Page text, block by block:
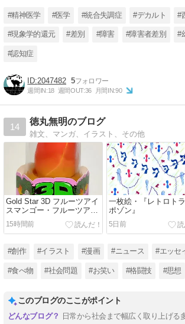
#精神医学 #医学 #統合失調症 #デカルト #
#現象学的還元 #差別 #障害 #障害者差別 #
#認知症
2047482 5
週間IN:18 週間OUT:36 月間IN:90
14
徳丸無明のブログ
雑文、マンガ、イラスト、その他
Gold Star 3D フルーツアイ
スマンゴー・フルーツアイ
スブドウ・フルーツアイス
イチゴ・フルーツアイスモ
モ・フルーツアイスレモン
15時間前
一枚絵・『レトロト
ポゾン』
5日前
#創作 #イラスト #漫画 #ニュース #エッセ
#食べ物 #社会問題 #お笑い #格闘技 #思想
このブログのここがポイント
日常から社会まで幅広く取り上げる